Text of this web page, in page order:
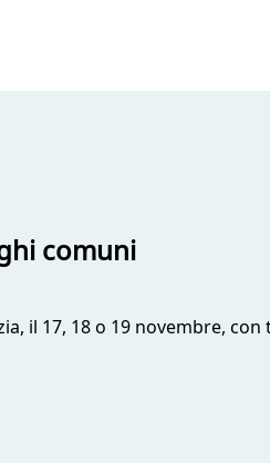
comuni
il 17, 18 o 19 novembre,